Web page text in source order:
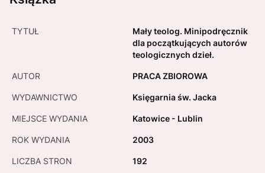
TYTUŁ
Mały teolog. Minipodręcznik
dla początkujących autorów
teologicznych dzieł.
AUTOR PRACA ZBIOROWA
WYDAWNICTWO Księgarnia św. Jacka
MIEJSCE WYDANIA Katowice - Lublin
ROK WYDANIA 2003
LICZBA STRON 192